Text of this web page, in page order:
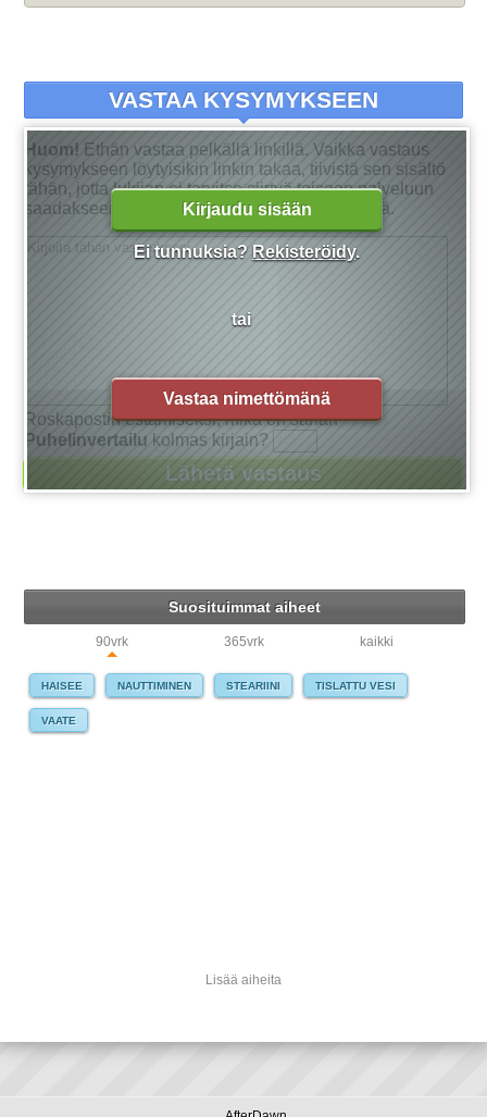
Kirjaudu sisään
Ei tunnuksia? Rekisteröidy.
tai
Vastaa nimettömänä
VASTAA KYSYMYKSEEN
Huom! Ethän vastaa pelkällä linkillä. Vaikka vastaus
kysymykseen löytyisikin linkin takaa, tiivistä sen sisältö
tähän, jotta lukijan ei tarvitse siirtyä toiseen palveluun
saadakseen tarkan vastauksen kysymykseensä.
Roskapostin estämiseksi, mikä on sanan
Puhelinvertailu kolmas kirjain?
Suosituimmat aiheet
90vrk 365vrk kaikki
HAISEE NAUTTIMINEN STEARIINI TISLATTU VESI
VAATE
Lisää aiheita